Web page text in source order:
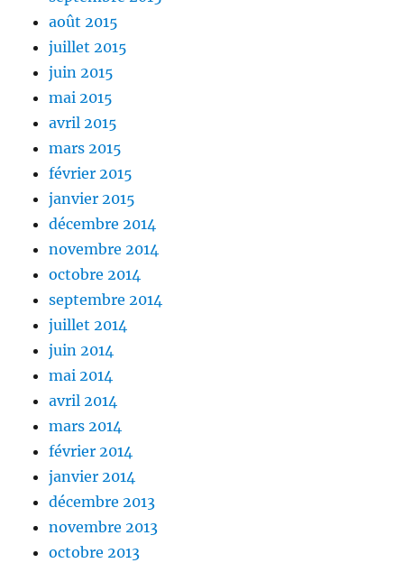
août 2015
juillet 2015
juin 2015
mai 2015
avril 2015
mars 2015
février 2015
janvier 2015
décembre 2014
novembre 2014
octobre 2014
septembre 2014
juillet 2014
juin 2014
mai 2014
avril 2014
mars 2014
février 2014
janvier 2014
décembre 2013
novembre 2013
octobre 2013